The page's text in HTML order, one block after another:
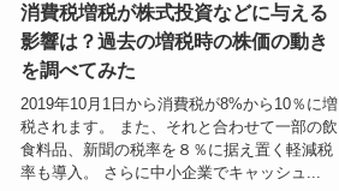
消費税増税が株式投資などに与える
影響は？過去の増税時の株価の動き
を調べてみた
2019年10月1日から消費税が8%から10％に増
税されます。 また、それと合わせて一部の飲
食料品、新聞の税率を８％に据え置く軽減税
率も導入。 さらに中小企業でキャッシュ...